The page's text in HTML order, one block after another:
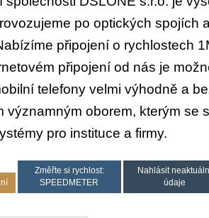
po optických spojích
připojení o rychlostech
připojení od nás je
telefony velmi výhodně a
významným oborem, kterým se
pro instituce a firmy.
Změřte si rychlost:
SPEEDMETER
Nahlásit
údaje